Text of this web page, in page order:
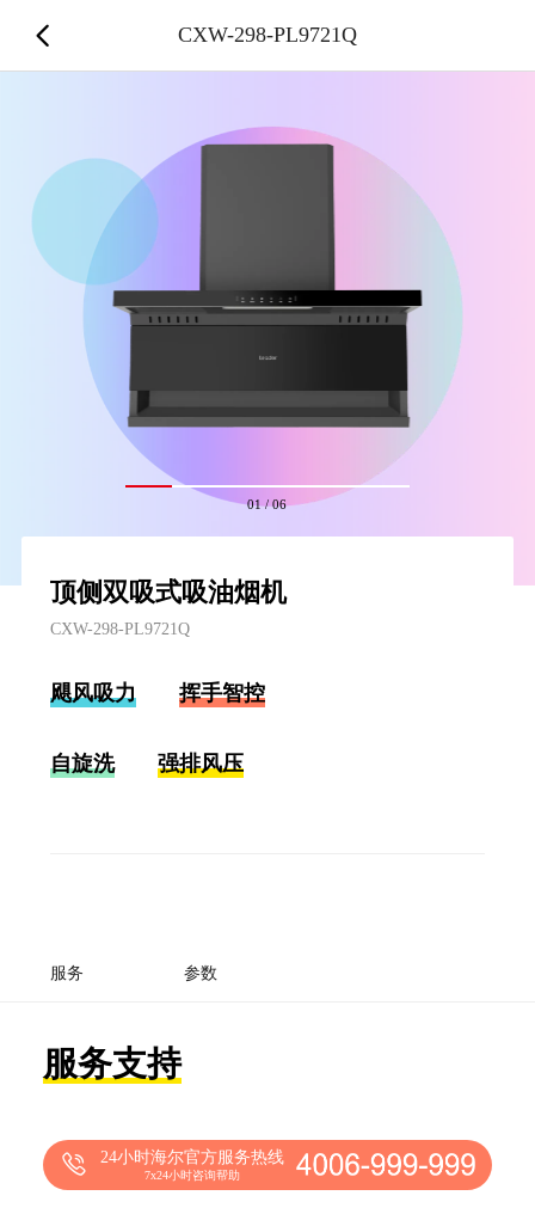
01/06
顶侧双吸式吸油烟机
CXW-298-PL9721Q
飓风吸力 挥手智控
自旋洗 强排风压
服务 参数
服务支持
24小时海尔官方服务热线
7x24小时咨询帮助
CXW-298-PL9721Q